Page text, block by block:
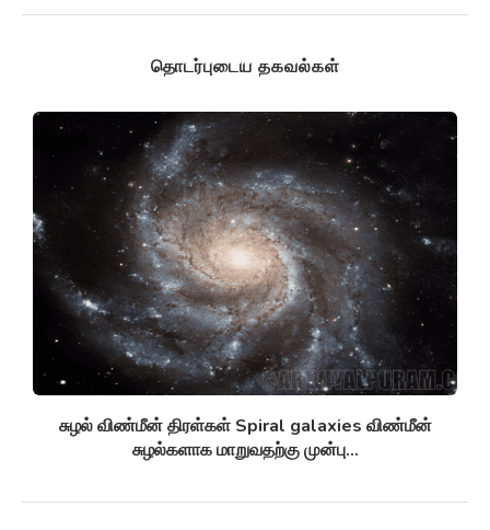
தொடர்புடைய தகவல்கள்
சுழல் விண்மீன் திரள்கள் Spiral galaxies விண்மீன்
சுழல்களாக மாறுவதற்கு முன்பு...